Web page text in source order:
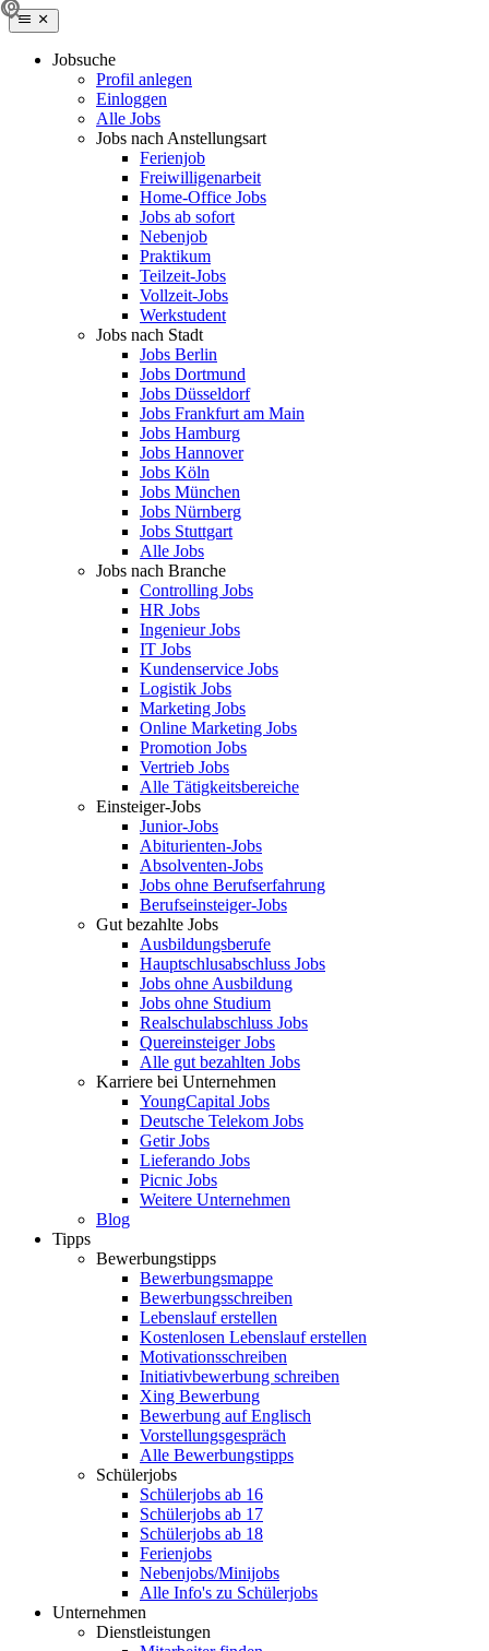
Jobsuche
Profil anlegen
Einloggen
Alle Jobs
Jobs nach Anstellungsart
Ferienjob
Freiwilligenarbeit
Home-Office Jobs
Jobs ab sofort
Nebenjob
Praktikum
Teilzeit-Jobs
Vollzeit-Jobs
Werkstudent
Jobs nach Stadt
Jobs Berlin
Jobs Dortmund
Jobs Düsseldorf
Jobs Frankfurt am Main
Jobs Hamburg
Jobs Hannover
Jobs Köln
Jobs München
Jobs Nürnberg
Jobs Stuttgart
Alle Jobs
Jobs nach Branche
Controlling Jobs
HR Jobs
Ingenieur Jobs
IT Jobs
Kundenservice Jobs
Logistik Jobs
Marketing Jobs
Online Marketing Jobs
Promotion Jobs
Vertrieb Jobs
Alle Tätigkeitsbereiche
Einsteiger-Jobs
Junior-Jobs
Abiturienten-Jobs
Absolventen-Jobs
Jobs ohne Berufserfahrung
Berufseinsteiger-Jobs
Gut bezahlte Jobs
Ausbildungsberufe
Hauptschlusabschluss Jobs
Jobs ohne Ausbildung
Jobs ohne Studium
Realschulabschluss Jobs
Quereinsteiger Jobs
Alle gut bezahlten Jobs
Karriere bei Unternehmen
YoungCapital Jobs
Deutsche Telekom Jobs
Getir Jobs
Lieferando Jobs
Picnic Jobs
Weitere Unternehmen
Blog
Tipps
Bewerbungstipps
Bewerbungsmappe
Bewerbungsschreiben
Lebenslauf erstellen
Kostenlosen Lebenslauf erstellen
Motivationsschreiben
Initiativbewerbung schreiben
Xing Bewerbung
Bewerbung auf Englisch
Vorstellungsgespräch
Alle Bewerbungstipps
Schülerjobs
Schülerjobs ab 16
Schülerjobs ab 17
Schülerjobs ab 18
Ferienjobs
Nebenjobs/Minijobs
Alle Info's zu Schülerjobs
Unternehmen
Dienstleistungen